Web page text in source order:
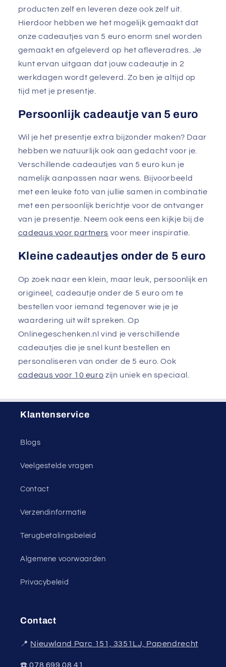
producten zelf en leveren deze ook zelf uit.
Hierdoor hebben we het mogelijk gemaakt dat
onze cadeautjes van 5 euro enorm snel worden
gemaakt en afgeleverd op het afleveradres. Je
kunt ervan uitgaan dat jouw cadeautje in 2
werkdagen wordt geleverd. Zo ben je altijd op
tijd met je presentje.
Persoonlijk cadeautje van 5 euro
Wil je het presentje extra bijzonder maken? Daar
hebben we natuurlijk ook aan gedacht voor je.
Verschillende cadeautjes van 5 euro kun je
namelijk aanpassen naar wens. Bijvoorbeeld
met een leuke foto van jullie samen in combinatie
met een persoonlijk berichtje voor de ontvanger
van je presentje. Neem ook eens een kijkje bij de
cadeaus voor partners voor meer inspiratie.
Kleine cadeautjes onder de 5 euro
Op zoek naar een klein, maar leuk, persoonlijk en
origineel, cadeautje onder de 5 euro om te
bestellen voor iemand tegenover wie je je
waardering uit wilt spreken. Op
Onlinegeschenken.nl vind je verschillende
cadeautjes die je snel kunt bestellen en
personaliseren van onder de 5 euro. Ook
cadeaus voor 10 euro zijn uniek en speciaal.
Klantenservice
Blogs
Veelgestelde vragen
Contact
Verzendinformatie
Terugbetalingsbeleid
Algemene voorwaarden
Privacybeleid
Contact
📍 Nieuwland Parc 151, 3351LJ, Papendrecht
☎️078 699 08 41